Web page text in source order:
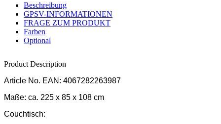
Beschreibung
GPSV-INFORMATIONEN
FRAGE ZUM PRODUKT
Farben
Optional
Product Description
Article No. EAN: 4067282263987
Maße: ca. 225 x 85 x 108 cm
Couchtisch: